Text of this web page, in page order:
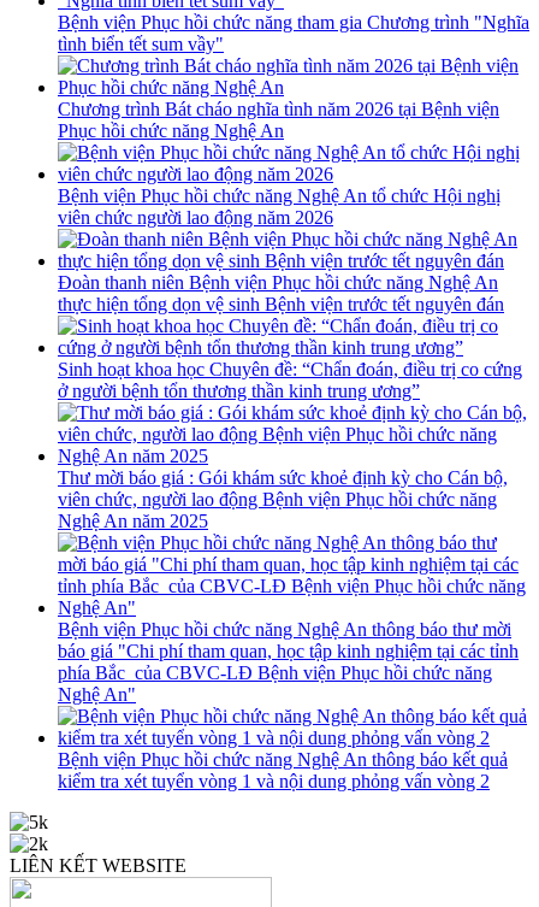
Bệnh viện Phục hồi chức năng tham gia Chương trình "Nghĩa
tình biển tết sum vầy"
Chương trình Bát cháo nghĩa tình năm 2026 tại Bệnh viện
Phục hồi chức năng Nghệ An
Bệnh viện Phục hồi chức năng Nghệ An tổ chức Hội nghị
viên chức người lao động năm 2026
Đoàn thanh niên Bệnh viện Phục hồi chức năng Nghệ An
thực hiện tổng dọn vệ sinh Bệnh viện trước tết nguyên đán
Sinh hoạt khoa học Chuyên đề: “Chẩn đoán, điều trị co cứng
ở người bệnh tổn thương thần kinh trung ương”
Thư mời báo giá : Gói khám sức khoẻ định kỳ cho Cán bộ,
viên chức, người lao động Bệnh viện Phục hồi chức năng
Nghệ An năm 2025
Bệnh viện Phục hồi chức năng Nghệ An thông báo thư mời
báo giá "Chi phí tham quan, học tập kinh nghiệm tại các tỉnh
phía Bắc của CBVC-LĐ Bệnh viện Phục hồi chức năng
Nghệ An"
Bệnh viện Phục hồi chức năng Nghệ An thông báo kết quả
kiểm tra xét tuyển vòng 1 và nội dung phỏng vấn vòng 2
LIÊN KẾT WEBSITE